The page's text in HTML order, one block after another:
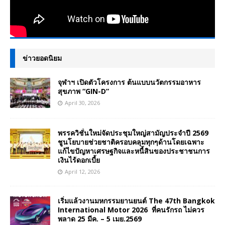
ข่าวยอดนิยม
จุฬาฯ เปิดตัวโครงการ ต้นแบบนวัตกรรมอาหาร
สุขภาพ “GIN-D”
April 30, 2026
พรรควิชั่นใหม่จัดประชุมใหญ่สามัญประจำปี 2569
ชูนโยบายช่วยชาติครอบคลุมทุกๆด้านโดยเฉพาะ
แก้ไขปัญหาเศรษฐกิจและหนี้สินของประชาชนการ
เงินไร้ดอกเบี้ย
April 12, 2026
เริ่มแล้วงานมหกรรมยานยนต์ The 47th Bangkok
International Motor 2026 ที่คนรักรถ ไม่ควร
พลาด 25 มีค. – 5 เมย.2569